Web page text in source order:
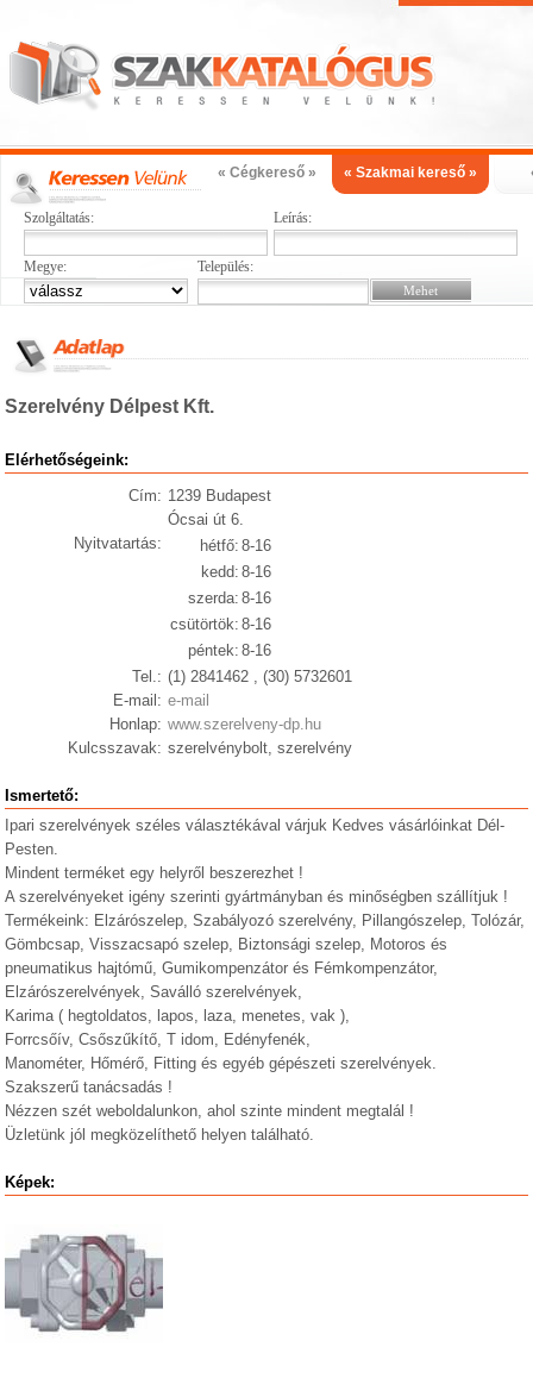
« Cégkereső » « Szakmai kereső »
Szolgáltatás: Leírás:
Megye: Település:
Szerelvény Délpest Kft.
Elérhetőségeink:
Cím: 1239 Budapest
Ócsai út 6.
Nyitvatartás:
hétfő: 8-16
kedd: 8-16
szerda: 8-16
csütörtök: 8-16
péntek: 8-16
Tel.: (1) 2841462 , (30) 5732601
E-mail: e-mail
Honlap: www.szerelveny-dp.hu
Kulcsszavak: szerelvénybolt, szerelvény
Ismertető:
Ipari szerelvények széles választékával várjuk Kedves vásárlóinkat Dél-
Pesten.
Mindent terméket egy helyről beszerezhet !
A szerelvényeket igény szerinti gyártmányban és minőségben szállítjuk !
Termékeink: Elzárószelep, Szabályozó szerelvény, Pillangószelep, Tolózár,
Gömbcsap, Visszacsapó szelep, Biztonsági szelep, Motoros és
pneumatikus hajtómű, Gumikompenzátor és Fémkompenzátor,
Elzárószerelvények, Saválló szerelvények,
Karima ( hegtoldatos, lapos, laza, menetes, vak ),
Forrcsőív, Csőszűkítő, T idom, Edényfenék,
Manométer, Hőmérő, Fitting és egyéb gépészeti szerelvények.
Szakszerű tanácsadás !
Nézzen szét weboldalunkon, ahol szinte mindent megtalál !
Üzletünk jól megközelíthető helyen található.
Képek: